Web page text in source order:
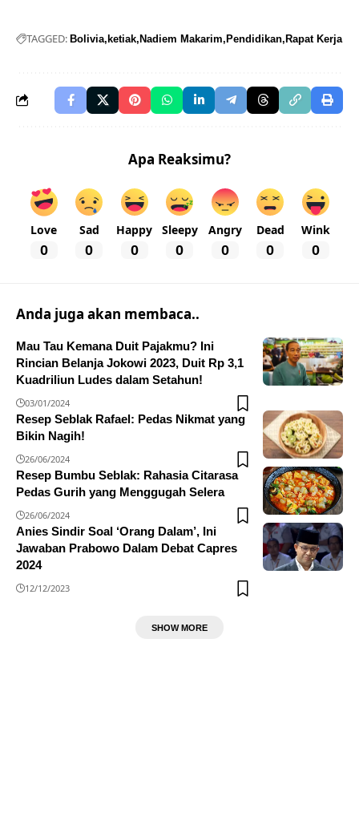
TAGGED: Bolivia ketiak Nadiem Makarim Pendidikan Rapat Kerja
Apa Reaksimu?
Love
0
Sad
0
Happy
0
Sleepy
0
Angry
0
Dead
0
Wink
0
Anda juga akan membaca..
Mau Tau Kemana Duit Pajakmu? Ini
Rincian Belanja Jokowi 2023, Duit Rp 3,1
Kuadriliun Ludes dalam Setahun!
03/01/2024
Resep Seblak Rafael: Pedas Nikmat yang
Bikin Nagih!
26/06/2024
Resep Bumbu Seblak: Rahasia Citarasa
Pedas Gurih yang Menggugah Selera
26/06/2024
Anies Sindir Soal ‘Orang Dalam’, Ini
Jawaban Prabowo Dalam Debat Capres
2024
12/12/2023
SHOW MORE